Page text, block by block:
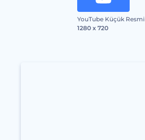
YouTube Küçük Resmi
1280 x 720